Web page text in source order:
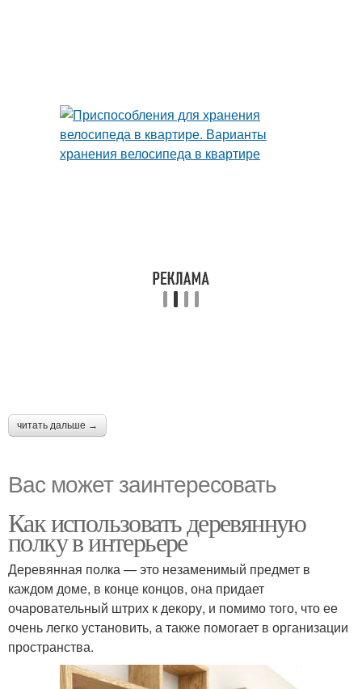
читать дальше →
Вас может заинтересовать
Как использовать деревянную
полку в интерьере
Деревянная полка — это незаменимый предмет в
каждом доме, в конце концов, она придает
очаровательный штрих к декору, и помимо того, что ее
очень легко установить, а также помогает в организации
пространства.